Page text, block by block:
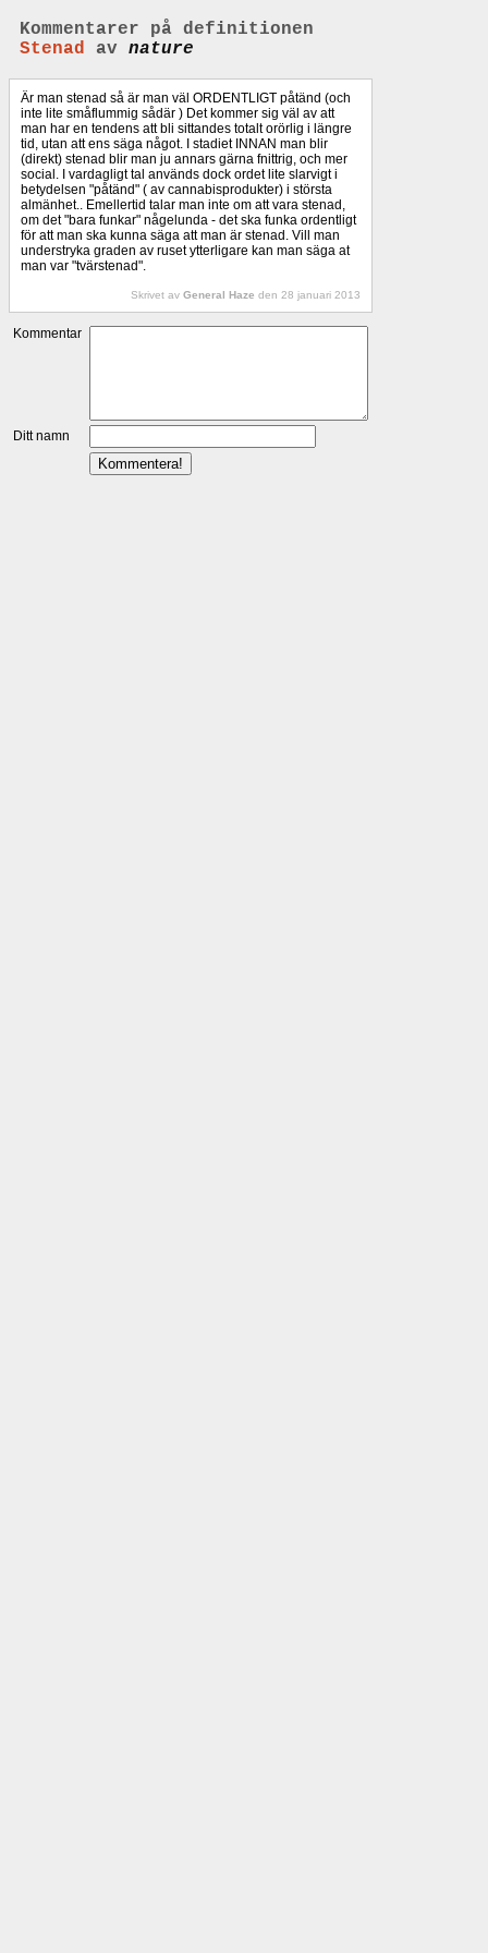
Kommentarer på definitionen
Stenad av nature
Är man stenad så är man väl ORDENTLIGT påtänd (och
inte lite småflummig sådär ) Det kommer sig väl av att
man har en tendens att bli sittandes totalt orörlig i längre
tid, utan att ens säga något. I stadiet INNAN man blir
(direkt) stenad blir man ju annars gärna fnittrig, och mer
social. I vardagligt tal används dock ordet lite slarvigt i
betydelsen "påtänd" ( av cannabisprodukter) i största
almänhet.. Emellertid talar man inte om att vara stenad,
om det "bara funkar" någelunda - det ska funka ordentligt
för att man ska kunna säga att man är stenad. Vill man
understryka graden av ruset ytterligare kan man säga at
man var "tvärstenad".
Skrivet av General Haze den 28 januari 2013
Kommentar
Ditt namn